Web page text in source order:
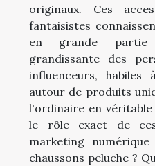
originaux. Ces
fantaisistes
en grande
grandissante des
influenceurs, habiles
autour de produits
l'ordinaire en
le rôle exact de
marketing
chaussons peluche ?